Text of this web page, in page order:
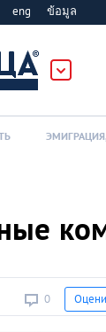
eng ข้อมูล
0